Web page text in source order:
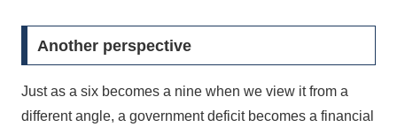
Another perspective
Just as a six becomes a nine when we view it from a
different angle, a government deficit becomes a financial